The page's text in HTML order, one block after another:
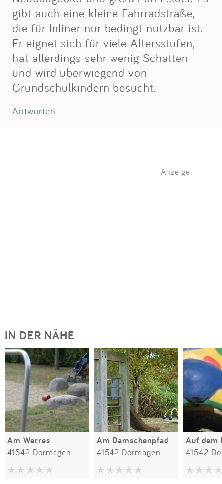
gibt auch eine kleine Fahrradstraße,
die für Inliner nur bedingt nutzbar ist.
Er eignet sich für viele Altersstufen,
hat allerdings sehr wenig Schatten
und wird überwiegend von
Grundschulkindern besucht.
Antworten
Anzeige
IN DER NÄHE
Am Werres
41542 Dormagen
Am Damschenpfad
41542 Dormagen
Auf dem
41542